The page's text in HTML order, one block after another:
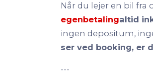
Når du lejer en bil fra
egenbetalingaltid
ingen depositum,
ser ved booking, er
---